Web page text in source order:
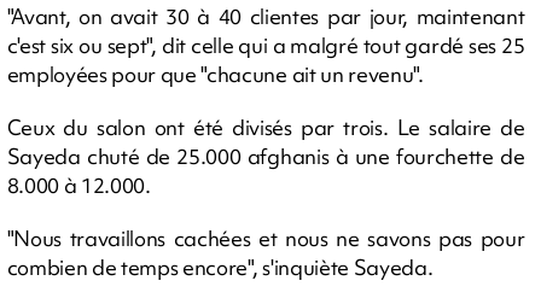
"Avant, on avait 30 à 40 clientes par jour, maintenant
c'est six ou sept", dit celle qui a malgré tout gardé ses 25
employées pour que "chacune ait un revenu".
Ceux du salon ont été divisés par trois. Le salaire de
Sayeda chuté de 25.000 afghanis à une fourchette de
8.000 à 12.000.
"Nous travaillons cachées et nous ne savons pas pour
combien de temps encore", s'inquiète Sayeda.